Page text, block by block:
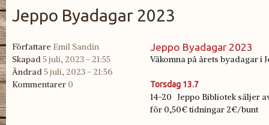
Jeppo Byadagar 2023
Författare Emil Sandin
Skapad5 juli, 2023 - 21:55
Ändrad5 juli, 2023 - 21:56
Kommentarer 0
Jeppo Byadagar 2023
Väkomna på årets byadagar i
Torsdag 13.7
14-20 Jeppo Bibliotek säljer
för 0,50€ tidningar 2€/bunt